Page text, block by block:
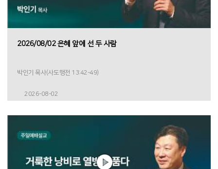
2026/08/02 은혜 앞에 선 두 사람
박인기 목사(사도행전 13:42-49)
2026-08-02